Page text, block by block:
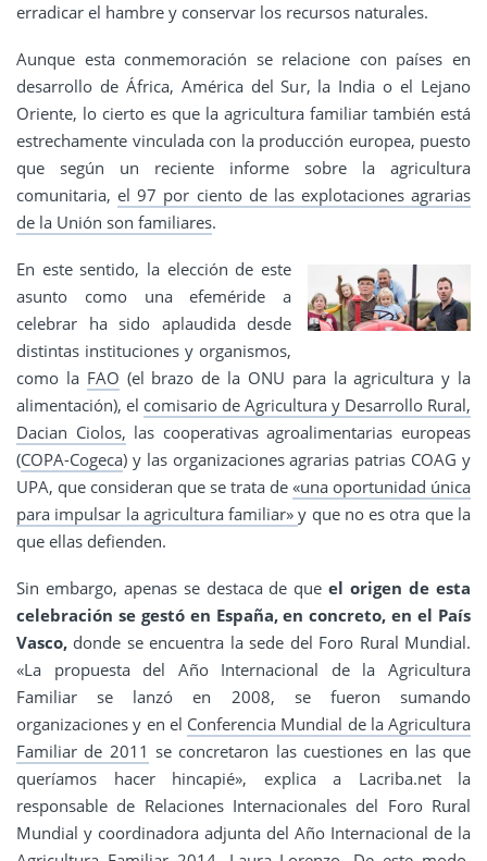
erradicar el hambre y conservar los recursos naturales.
Aunque esta conmemoración se relacione con países en
desarrollo de África, América del Sur, la India o el Lejano
Oriente, lo cierto es que la agricultura familiar también está
estrechamente vinculada con la producción europea, puesto
que según un reciente informe sobre la agricultura
comunitaria,el 97 por ciento de las explotaciones agrarias
de la Unión son familiares.
En este sentido, la elección de este
asunto como una efeméride a
celebrar ha sido aplaudida desde
distintas instituciones y organismos,
como la FAO (el brazo de la ONU para la agricultura y la
alimentación), el comisario de Agricultura y Desarrollo Rural,
Dacian Ciolos, las cooperativas agroalimentarias europeas
(COPA-Cogeca) y las organizaciones agrarias patrias COAG y
UPA, que consideran que se trata de «una oportunidad única
para impulsar la agricultura familiar»y que no es otra que la
que ellas defienden.
Sin embargo, apenas se destaca de queel origen de esta
celebración se gestó en España, en concreto, en el País
Vasco, donde se encuentra la sede del Foro Rural Mundial.
«La propuesta del Año Internacional de la Agricultura
Familiar se lanzó en 2008, se fueron sumando
organizaciones y en el Conferencia Mundial de la Agricultura
Familiar de 2011 se concretaron las cuestiones en las que
queríamos hacer hincapié», explica a Lacriba.net la
responsable de Relaciones Internacionales del Foro Rural
Mundial y coordinadora adjunta del Año Internacional de la